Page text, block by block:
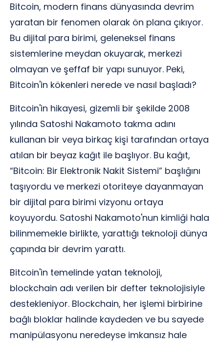
Bitcoin, modern finans dünyasında devrim
yaratan bir fenomen olarak ön plana çıkıyor.
Bu dijital para birimi, geleneksel finans
sistemlerine meydan okuyarak, merkezi
olmayan ve şeffaf bir yapı sunuyor. Peki,
Bitcoin'in kökenleri nerede ve nasıl başladı?
Bitcoin'in hikayesi, gizemli bir şekilde 2008
yılında Satoshi Nakamoto takma adını
kullanan bir veya birkaç kişi tarafından ortaya
atılan bir beyaz kağıt ile başlıyor. Bu kağıt,
“Bitcoin: Bir Elektronik Nakit Sistemi” başlığını
taşıyordu ve merkezi otoriteye dayanmayan
bir dijital para birimi vizyonu ortaya
koyuyordu. Satoshi Nakamoto'nun kimliği hala
bilinmemekle birlikte, yarattığı teknoloji dünya
çapında bir devrim yarattı.
Bitcoin'in temelinde yatan teknoloji,
blockchain adı verilen bir defter teknolojisiyle
destekleniyor. Blockchain, her işlemi birbirine
bağlı bloklar halinde kaydeden ve bu sayede
manipülasyonu neredeyse imkansız hale